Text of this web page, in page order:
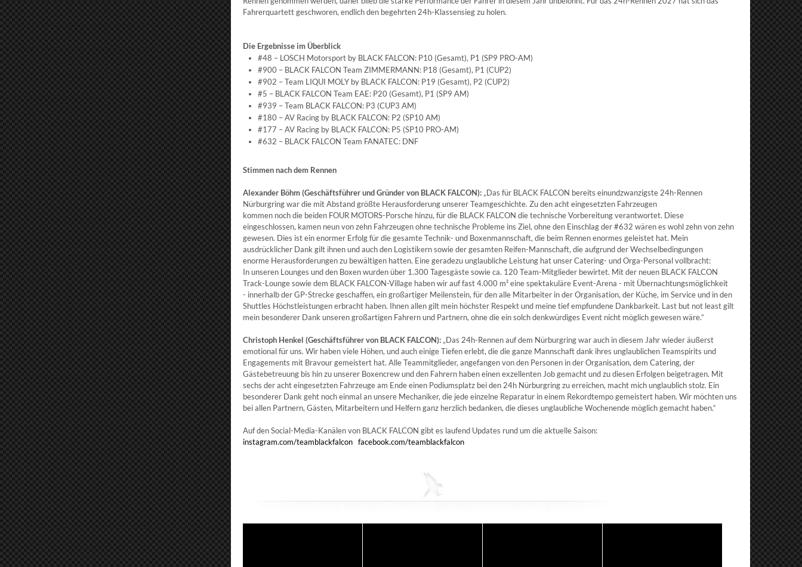
Fahrerquartett geschworen, endlich den begehrten 24h-Klassensieg zu holen.
Die Ergebnisse im Überblick
#48 – LOSCH Motorsport by BLACK FALCON: P10 (Gesamt), P1 (SP9 PRO-AM)
#900 – BLACK FALCON Team ZIMMERMANN: P18 (Gesamt), P1 (CUP2)
#902 – Team LIQUI MOLY by BLACK FALCON: P19 (Gesamt), P2 (CUP2)
#5 – BLACK FALCON Team EAE: P20 (Gesamt), P1 (SP9 AM)
#939 – Team BLACK FALCON: P3 (CUP3 AM)
#180 – AV Racing by BLACK FALCON: P2 (SP10 AM)
#177 – AV Racing by BLACK FALCON: P5 (SP10 PRO-AM)
#632 – BLACK FALCON Team FANATEC: DNF
Stimmen nach dem Rennen
Alexander Böhm (Geschäftsführer und Gründer von BLACK FALCON): „Das für BLACK FALCON bereits einundzwanzigste 24h-Rennen
Nürburgring war die mit Abstand größte Herausforderung unserer Teamgeschichte. Zu den acht eingesetzten Fahrzeugen
kommen noch die beiden FOUR MOTORS-Porsche hinzu, für die BLACK FALCON die technische Vorbereitung verantwortet. Diese
eingeschlossen, kamen neun von zehn Fahrzeugen ohne technische Probleme ins Ziel, ohne den Einschlag der #632 wären es wohl zehn von zehn
gewesen. Dies ist ein enormer Erfolg für die gesamte Technik- und Boxenmannschaft, die beim Rennen enormes geleistet hat. Mein
ausdrücklicher Dank gilt ihnen und auch den Logistikern sowie der gesamten Reifen-Mannschaft, die aufgrund der Wechselbedingungen
enorme Herausforderungen zu bewältigen hatten. Eine geradezu unglaubliche Leistung hat unser Catering- und Orga-Personal vollbracht:
In unseren Lounges und den Boxen wurden über 1.300 Tagesgäste sowie ca. 120 Team-Mitglieder bewirtet. Mit der neuen BLACK FALCON
Track-Lounge sowie dem BLACK FALCON-Village haben wir auf fast 4.000 m² eine spektakuläre Event-Arena - mit Übernachtungsmöglichkeit
- innerhalb der GP-Strecke geschaffen, ein großartiger Meilenstein, für den alle Mitarbeiter in der Organisation, der Küche, im Service und in den
Shuttles Höchstleistungen erbracht haben. Ihnen allen gilt mein höchster Respekt und meine tief empfundene Dankbarkeit. Last but not least gilt
mein besonderer Dank unseren großartigen Fahrern und Partnern, ohne die ein solch denkwürdiges Event nicht möglich gewesen wäre.”
Christoph Henkel (Geschäftsführer von BLACK FALCON): „Das 24h-Rennen auf dem Nürburgring war auch in diesem Jahr wieder äußerst
emotional für uns. Wir haben viele Höhen, und auch einige Tiefen erlebt, die die ganze Mannschaft dank ihres unglaublichen Teamspirits und
Engagements mit Bravour gemeistert hat. Alle Teammitglieder, angefangen von den Personen in der Organisation, dem Catering, der
Gästebetreuung bis hin zu unserer Boxencrew und den Fahrern haben einen exzellenten Job gemacht und zu diesen Erfolgen beigetragen. Mit
sechs der acht eingesetzten Fahrzeuge am Ende einen Podiumsplatz bei den 24h Nürburgring zu erreichen, macht mich unglaublich stolz. Ein
besonderer Dank geht noch einmal an unsere Mechaniker, die jede einzelne Reparatur in einem Rekordtempo gemeistert haben. Wir möchten uns
bei allen Partnern, Gästen, Mitarbeitern und Helfern ganz herzlich bedanken, die dieses unglaubliche Wochenende möglich gemacht haben.“
Auf den Social-Media-Kanälen von BLACK FALCON gibt es laufend Updates rund um die aktuelle Saison:
instagram.com/teamblackfalcon facebook.com/teamblackfalcon